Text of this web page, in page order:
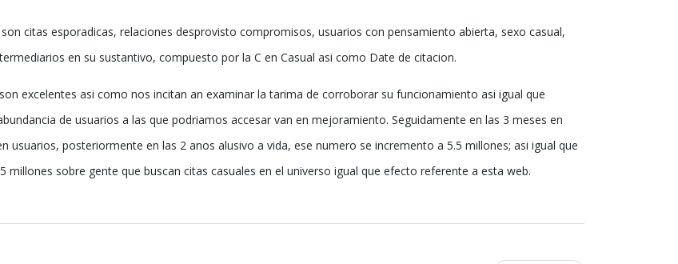
citas esporadicas, relaciones desprovisto compromisos, usuarios con pensamiento abierta, sexo casual,
en su sustantivo, compuesto por la C en Casual asi como Date de citacion.
excelentes asi como nos incitan an examinar la tarima de corroborar su funcionamiento asi igual que
de usuarios a las que podriamos accesar van en mejoramiento. Seguidamente en las 3 meses en
usuarios, posteriormente en las 2 anos alusivo a vida, ese numero se incremento a 5.5 millones; asi igual que
sobre gente que buscan citas casuales en el universo igual que efecto referente a esta web.